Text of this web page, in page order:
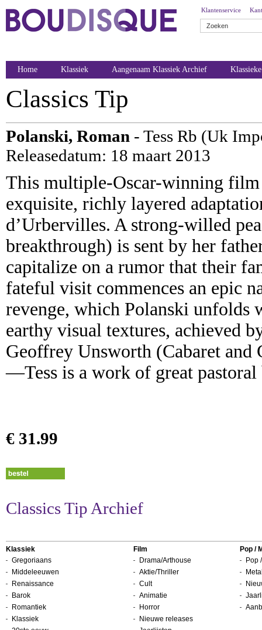
Klantenservice
Home Klassiek Aangenaam Klassiek Archief
Classics Tip
Polanski, Roman - Tess Rb (Uk
Releasedatum: 18 maart 2013
This multiple-Oscar-winning film
exquisite, richly layered
d’Urbervilles. A strong-willed
breakthrough) is sent by her
capitalize on a rumor that their
fateful visit commences an epic
revenge, which Polanski unfolds
earthy visual textures, achieved
Geoffrey Unsworth (Cabaret
—Tess is a work of great
€ 31.99
Classics Tip Archief
Klassiek
Gregoriaans
Middeleeuwen
Renaissance
Barok
Romantiek
Klassiek
Film
Drama/Arthouse
Aktie/Thriller
Cult
Animatie
Horror
Nieuwe releases
Pop /
Pop